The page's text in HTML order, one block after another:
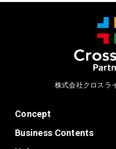
株式会社クロスラ
Concept
Business Contents